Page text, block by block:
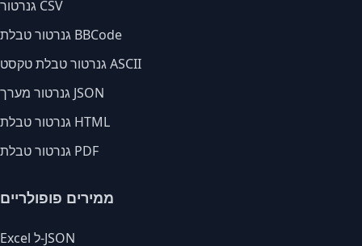
גנרטור CSV
גנרטור טבלת BBCode
גנרטור טבלת טקסט ASCII
גנרטור מערך JSON
גנרטור טבלת HTML
גנרטור טבלת PDF
ממירים פופולריים
Excel ל-JSON